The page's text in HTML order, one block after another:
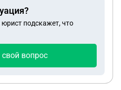
(ЯКОБЫ мы получили
Как вернуть
подскажет, что
вопрос